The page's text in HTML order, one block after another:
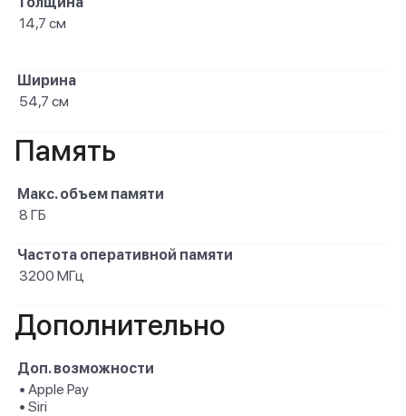
14,7 см
Ширина
54,7 см
Память
Макс. объем памяти
8 ГБ
Частота оперативной памяти
3200 МГц
Дополнительно
Доп. возможности
• Apple Pay
• Siri